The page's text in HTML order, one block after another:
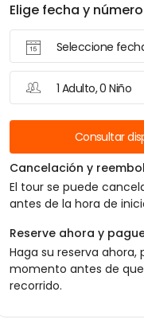
Elige fecha y
Seleccione
1 Adulto, 0 Niño
Consultar
Cancelación y
El tour se puede
antes de la hora de
Reserve ahora y
Haga su reserva
momento antes de
recorrido.